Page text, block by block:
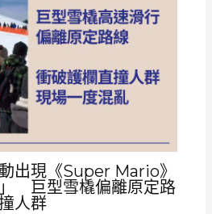
出現《Super Mario》
巨型雪橇偏離原定路
人群